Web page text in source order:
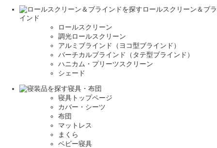
ロールスクリーン＆ブラ
インド
ロールスクリーン
調光ロールスクリーン
アルミブラインド（ヨコ型ブラインド）
バーチカルブラインド（タテ型ブラインド）
ハニカム・プリーツスクリーン
シェード
寝具・布団
寝具トップページ
カバー・シーツ
布団
マットレス
まくら
ベビー寝具